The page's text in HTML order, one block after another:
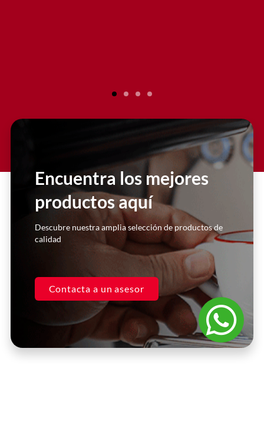
Compré la licuadora hace un par de
años, y he realizado reparaciones
con ellos. Siempre me atienden de
manera inmediata y super
personalizada. Excelentes asesores.
Casa Kooch
DLH
Encuentra los mejores
productos aquí
Descubre nuestra amplia selección de productos de
calidad
Contacta a un asesor